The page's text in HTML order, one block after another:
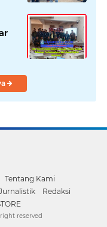
Tentang Kami
Redaksi
reserved